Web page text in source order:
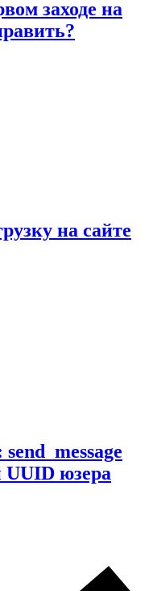
заходе на
на сайте
UUID юзера